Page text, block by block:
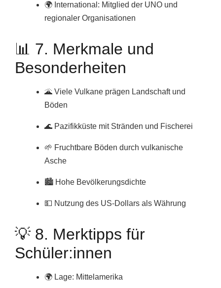
🌍 International: Mitglied der UNO und
regionaler Organisationen
📊 7. Merkmale und
Besonderheiten
🌋 Viele Vulkane prägen Landschaft und
Böden
🌊 Pazifikküste mit Stränden und Fischerei
🌱 Fruchtbare Böden durch vulkanische
Asche
🏙️ Hohe Bevölkerungsdichte
💵 Nutzung des US-Dollars als Währung
💡 8. Merktipps für
Schüler:innen
🌍 Lage: Mittelamerika